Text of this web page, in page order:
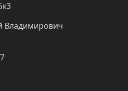
Владимирович